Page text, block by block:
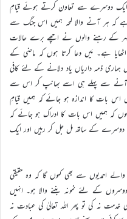
ایک دوسرے سے تعاون کرتے ہوئے قیامِ
ہے کہ ہر آنے والا لمحہ ہمیں اس جنگ سے
کے رہنے والوں نے اچھے برے حالات
ہے۔ مَیں دعا کرتا ہوں کہ ماضی کے
ذمہ داریاں یاد دلانے کے لئے کافی
آنے سے پہلے ہی اسے بھانپ کر اس سے
اس بات کا اندازہ ہو جائے کہ ہمیں قیامِ
کہ ہمیں اس بات کا ادراک ہو جائے کہ
دوسرے کے ساتھ مل جل کر رہیں اور ایک
احمدیوں سے بھی کہوں گا کہ وہ حقیقی
کے لئے نمونہ بننے والا ہو۔ انہیں
نہ کی تو پھر اللہ تعالیٰ کی عبادت نہ